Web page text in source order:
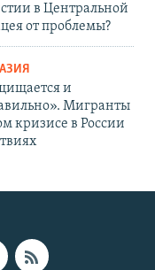
в Центральной
от проблемы?
и
Мигранты
кризисе в России